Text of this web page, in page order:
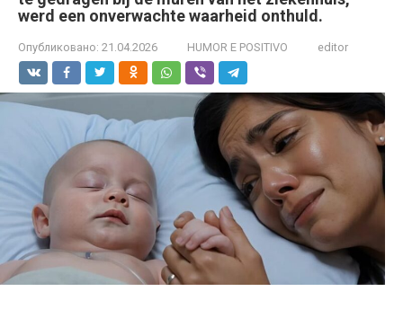
werd een onverwachte waarheid onthuld.
Опубликовано: 21.04.2026 HUMOR E POSITIVO editor